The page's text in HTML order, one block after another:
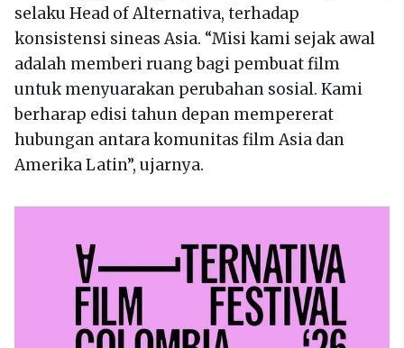
selaku Head of Alternativa, terhadap
konsistensi sineas Asia. “Misi kami sejak awal
adalah memberi ruang bagi pembuat film
untuk menyuarakan perubahan sosial. Kami
berharap edisi tahun depan mempererat
hubungan antara komunitas film Asia dan
Amerika Latin”, ujarnya.